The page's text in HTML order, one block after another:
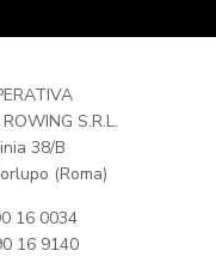
S.R.L.
38/B
(Roma)
16 0034
16 9140